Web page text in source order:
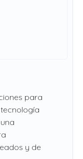
para
y de